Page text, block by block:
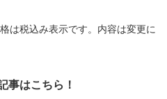
は税込み表示です。内容は変更に
事はこちら！